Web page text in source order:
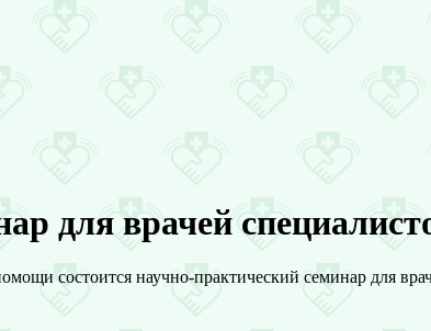
для врачей
состоится научно-практический семинар для